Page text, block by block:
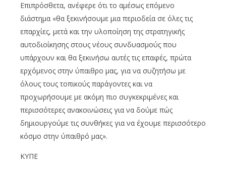
Επιπρόσθετα, ανέφερε ότι το αμέσως επόμενο
διάστημα «θα ξεκινήσουμε μια περιοδεία σε όλες τις
επαρχίες, μετά και την υλοποίηση της στρατηγικής
αυτοδιοίκησης στους νέους συνδυασμούς που
υπάρχουν και θα ξεκινήσω αυτές τις επαφές, πρώτα
ερχόμενος στην ύπαιθρο μας, για να συζητήσω με
όλους τους τοπικούς παράγοντες και να
προχωρήσουμε με ακόμη πιο συγκεκριμένες και
περισσότερες ανακοινώσεις για να δούμε πώς
δημιουργούμε τις συνθήκες για να έχουμε περισσότερο
κόσμο στην ύπαιθρό μας».
ΚΥΠΕ